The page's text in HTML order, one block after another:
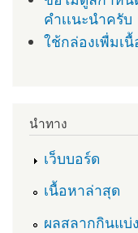
คำเเนะนำครับ
ใช้กล่องเพื่มเ
นำทาง
เว็บบอร์ด
เนื้อหาล่าสุด
ผลสลากกินแบ่